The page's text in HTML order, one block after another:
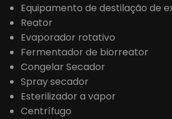
Equipamento de destilação de
Reator
Evaporador rotativo
Fermentador de biorreator
Congelar Secador
Spray secador
Esterilizador a vapor
Centrífugo